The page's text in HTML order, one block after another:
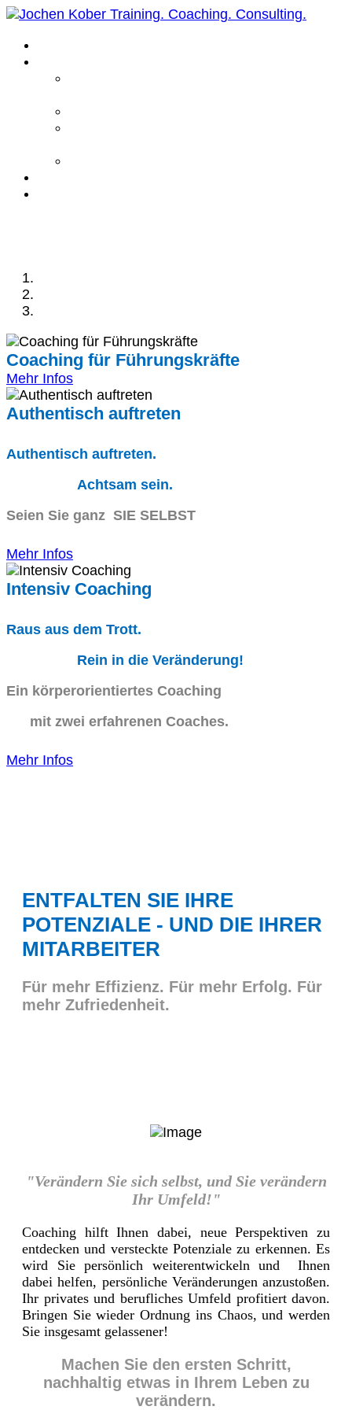
Coaching für Führungskräfte
Mehr Infos
Authentisch auftreten
Authentisch auftreten.
Achtsam sein.
Seien Sie ganz SIE SELBST
Mehr Infos
Intensiv Coaching
Raus aus dem Trott.
Rein in die Veränderung!
Ein körperorientiertes Coaching
mit zwei erfahrenen Coaches.
Mehr Infos
ENTFALTEN SIE IHRE
POTENZIALE - UND DIE IHRER
MITARBEITER
Für mehr Effizienz. Für mehr Erfolg. Für
mehr Zufriedenheit.
"Verändern Sie sich selbst, und Sie verändern
Ihr Umfeld!"
Coaching hilft Ihnen dabei, neue Perspektiven zu
entdecken und versteckte Potenziale zu erkennen. Es
wird Sie persönlich weiterentwickeln und Ihnen
dabei helfen, persönliche Veränderungen anzustoßen.
Ihr privates und berufliches Umfeld profitiert davon.
Bringen Sie wieder Ordnung ins Chaos, und werden
Sie insgesamt gelassener!
Machen Sie den ersten Schritt,
nachhaltig etwas in Ihrem Leben zu
verändern.